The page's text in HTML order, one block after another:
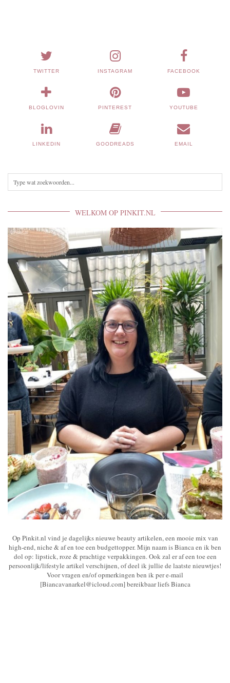
TWITTER INSTAGRAM FACEBOOK
BLOGLOVIN PINTEREST YOUTUBE
LINKEDIN GOODREADS EMAIL
WELKOM OP PINKIT.NL
Op Pinkit.nl vind je dagelijks nieuwe beauty artikelen, een mooie mix van
high-end, niche & af en toe een budgettopper. Mijn naam is Bianca en ik ben
dol op: lipstick, roze & prachtige verpakkingen. Ook zal er af een toe een
persoonlijk/lifestyle artikel verschijnen, of deel ik jullie de laatste nieuwtjes!
Voor vragen en/of opmerkingen ben ik per e-mail
[Biancavanarkel@icloud.com] bereikbaar liefs Bianca